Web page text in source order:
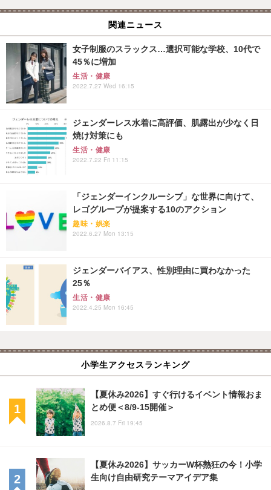
関連ニュース
女子制服のスラックス…選択可能な学校、10代で
45％に増加
生活・健康
2022.7.27 Wed 16:15
ジェンダーレス水着に高評価、肌露出が少なく日
焼け対策にも
生活・健康
2022.7.22 Fri 11:15
「ジェンダーインクルーシブ」な世界に向けて、
レゴグループが提案する10のアクション
趣味・娯楽
2022.6.27 Mon 13:15
ジェンダーバイアス、性別理由に買わなかった
25％
生活・健康
2022.4.25 Mon 16:45
小学生アクセスランキング
【夏休み2026】すぐ行けるイベント情報おま
とめ便＜8/9-15開催＞
2026.8.7 Fri 19:45
【夏休み2026】サッカーW杯熱狂の今！小学
生向け自由研究テーマアイデア集